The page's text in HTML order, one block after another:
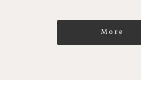
More